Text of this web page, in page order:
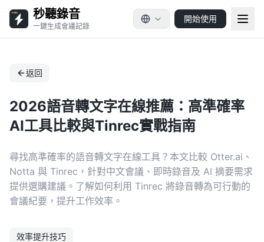
秒聽錄音
一鍵生成會議記錄
開始使用
返回
2026語音轉文字在線推薦：高準確率
AI工具比較與Tinrec實戰指南
尋找高準確率的語音轉文字在線工具？本文比較 Otter.ai、
Notta 與 Tinrec，針對中文會議、即時錄音及 AI 摘要需求
提供選購建議。了解如何利用 Tinrec 將錄音轉為可行動的
會議紀要，提升工作效率。
效率提升技巧